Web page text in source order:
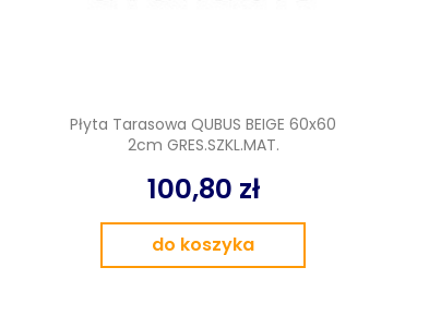
Płyta Tarasowa QUBUS BEIGE 60x60
2cm GRES.SZKL.MAT.
100,80 zł
do koszyka